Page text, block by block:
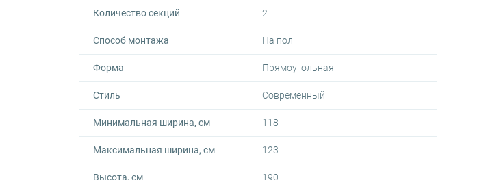
Количество секций 2
Способ монтажа На пол
Форма Прямоугольная
Стиль Современный
Минимальная ширина, см 118
Максимальная ширина, см 123
Высота, см 190